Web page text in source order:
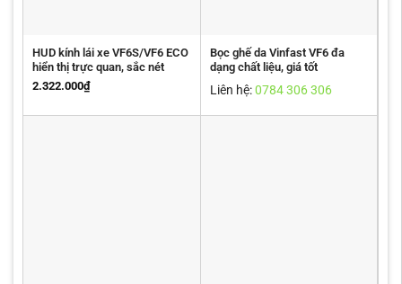
HUD kính lái xe VF6S/VF6 ECO
hiển thị trực quan, sắc nét
2.322.000₫
Bọc ghế da Vinfast VF6 đa
dạng chất liệu, giá tốt
Liên hệ:0784 306 306